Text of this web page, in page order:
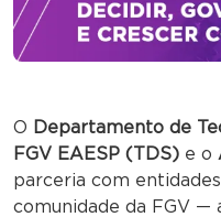
O Departamento de
FGV EAESP (TDS) e o
parceria com
comunidade da FGV —